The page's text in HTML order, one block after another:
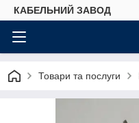
КАБЕЛЬНИЙ ЗАВОД
Товари та послуги